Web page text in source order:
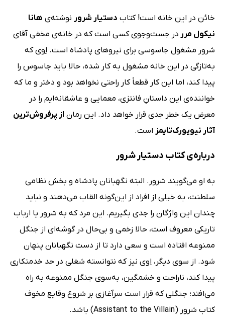
خائن در این خانه است! کتاب دستیار شرور نوشته‌ی هانا
نیکول مرر در جست‌وجوی کسی است که در خانه‌ی مخفی آقای
شرور مشغول جاسوسی برای نیروهای پادشاه است. اِوی که
به‌تازگی در این خانه مشغول به کار شده، حالا باید جاسوس را
پیدا کند، اما این کار قطعاً کار راحتی نخواهد بود و دختر و ما که
خواننده‌ی این داستانِ فانتزی، معمایی و عاشقانه‌ایم را در
معرض یک خطر جدی قرار خواهد داد. این رمان از پرفروش‌ترین
آثار نیویورک‌تایمز است.
درباره‌ی کتاب دستیار شرور
به او می‌گویند شرور. البته نگهبانان پادشاه و بخش نظامی
سلطنت، به خیلی از افراد از این‌گونه القاب می‌دهند و نباید
چندان این واژگان را جدی بگیریم. این مرد که به شرور یا ارباب
تاریکی معروف است، حالا زخمی و بی‌حال در گوشه‌ای از جنگل
ممنوعه افتاده است و سعی دارد تا از دست نگهبانان پنهان
شود. از سوی دیگر، اِوی نیز که نتوانسته شغلی در حد خدمتکاری
پیدا کند، ناراحت و خشمگین، به‌سوی جنگل ممنوعه به راه
می‌افتد؛ جنگلی که قرار است سرآغازی بر شروع وقایع مخوف
کتاب شرور (Assistant to the Villain) باشد.